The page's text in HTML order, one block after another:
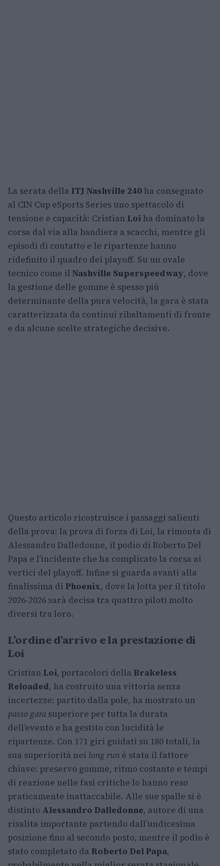
La serata della ITJ Nashville 240 ha consegnato
al CIN Cup eSports Series uno spettacolo di
tensione e capacità: Cristian Loi ha dominato la
corsa dal via alla bandiera a scacchi, mentre gli
episodi di contatto e le ripartenze hanno
ridefinito il quadro dei playoff. Su un ovale
tecnico come il Nashville Superspeedway, dove
la gestione delle gomme è spesso più
determinante della pura velocità, la gara è stata
caratterizzata da continui ribaltamenti di fronte
e da alcune scelte strategiche decisive.
Questo articolo ricostruisce i passaggi salienti
della prova: la prova di forza di Loi, la rimonta di
Alessandro Dalledonne, il podio di Roberto Del
Papa e l’incidente che ha complicato la corsa ai
vertici del playoff. Infine si guarda avanti alla
finalissima di Phoenix, dove la lotta per il titolo
2026-2026 sarà decisa tra quattro piloti molto
diversi tra loro.
L’ordine d’arrivo e la prestazione di
Loi
Cristian Loi, portacolori della Brakeless
Reloaded, ha costruito una vittoria senza
incertezze: partito dalla pole, ha mostrato un
passo gara superiore per tutta la durata
dell’evento e ha gestito con lucidità le
ripartenze. Con 171 giri guidati su 180 totali, la
sua superiorità nei long run è stata il fattore
chiave: preservo gomme, ritmo costante e tempi
di reazione nelle fasi critiche lo hanno reso
praticamente inattaccabile. Alle sue spalle si è
distinto Alessandro Dalledonne, autore di una
risalita importante partendo dall’undicesima
posizione fino al secondo posto, mentre il podio è
stato completato da Roberto Del Papa,